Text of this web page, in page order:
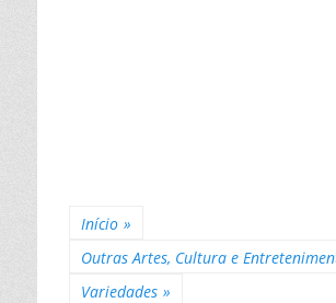
Início »
Outras Artes, Cultura e
Variedades »